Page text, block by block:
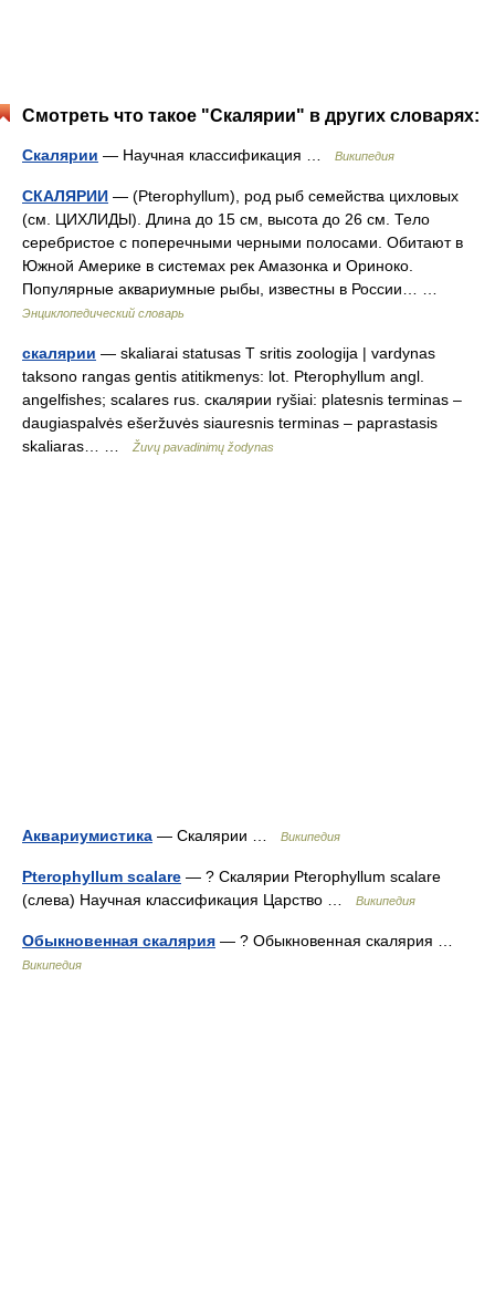
Смотреть что такое "Скалярии" в других словарях:
Скалярии — Научная классификация … Википедия
СКАЛЯРИИ — (Pterophyllum), род рыб семейства цихловых
(см. ЦИХЛИДЫ). Длина до 15 см, высота до 26 см. Тело
серебристое с поперечными черными полосами. Обитают в
Южной Америке в системах рек Амазонка и Ориноко.
Популярные аквариумные рыбы, известны в России… …
Энциклопедический словарь
скалярии — skaliarai statusas T sritis zoologija | vardynas
taksono rangas gentis atitikmenys: lot. Pterophyllum angl.
angelfishes; scalares rus. скалярии ryšiai: platesnis terminas –
daugiaspalvės ešeržuvės siauresnis terminas – paprastasis
skaliaras… …
Žuvų pavadinimų žodynas
Аквариумистика — Скалярии … Википедия
Pterophyllum scalare — ? Скалярии Pterophyllum scalare
(слева) Научная классификация Царство …
Википедия
Обыкновенная скалярия — ? Обыкновенная скалярия …
Википедия